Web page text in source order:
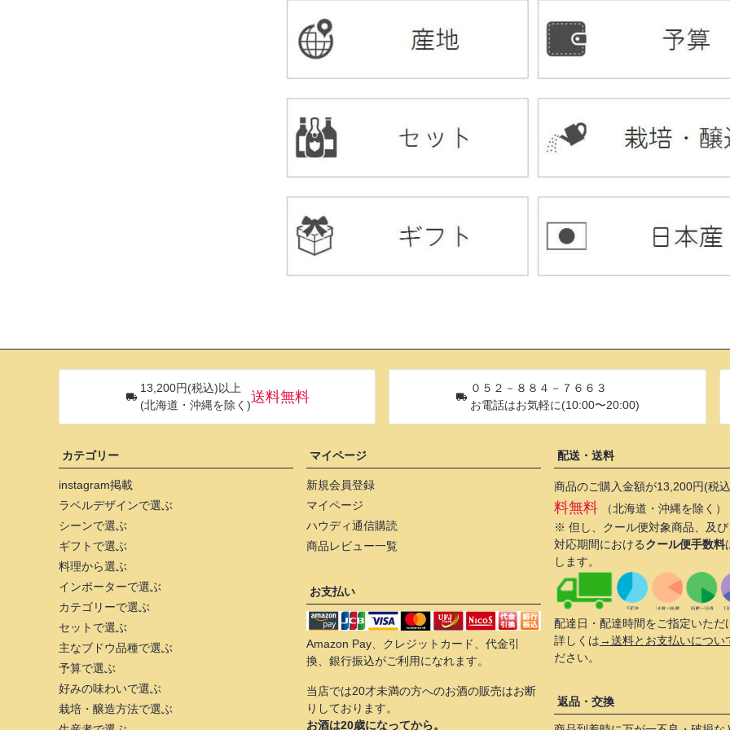
13,200円(税込)以上
(北海道・沖縄を除く)
送料無料
０５２－８８４－７６６３
お電話はお気軽に(10:00〜20:00)
カテゴリー
instagram掲載
ラベルデザインで選ぶ
シーンで選ぶ
ギフトで選ぶ
料理から選ぶ
インポーターで選ぶ
カテゴリーで選ぶ
セットで選ぶ
主なブドウ品種で選ぶ
予算で選ぶ
好みの味わいで選ぶ
栽培・醸造方法で選ぶ
マイページ
新規会員登録
マイページ
ハウディ通信購読
商品レビュー一覧
お支払い
Amazon Pay、クレジットカード、代金引
換、銀行振込がご利用になれます。
当店では20才未満の方へのお酒の販売はお断
りしております。
お酒は20歳になってから。
配送・送料
商品のご購入金額が13,200円(税
料無料 （北海道・沖縄を除く）
※ 但し、クール便対象商品、及
対応期間におけるクール便手数料
します。
配達日・配達時間をご指定いただ
詳しくは→送料とお支払いについ
ださい。
返品・交換